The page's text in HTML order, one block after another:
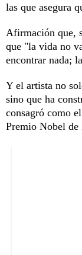
las que asegura
Afirmación que,
que "la vida no
encontrar nada;
Y el artista no
sino que ha
consagró como
Premio Nobel de